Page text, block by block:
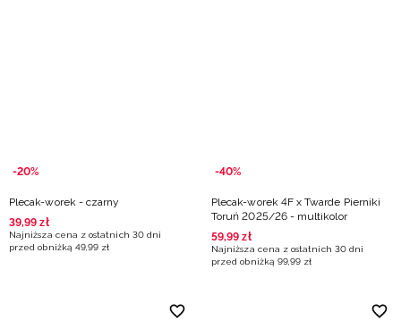
-20%
Plecak-worek - czarny
39,99 zł
Najniższa cena z ostatnich 30 dni
przed obniżką 49,99 zł
-40%
Plecak-worek 4F x Twarde Pierniki
Toruń 2025/26 - multikolor
59,99 zł
Najniższa cena z ostatnich 30 dni
przed obniżką 99,99 zł